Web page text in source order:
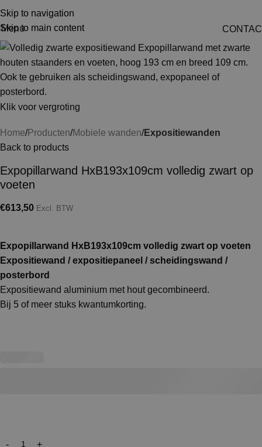
Skip to navigation
Skip to main content
Menu
Klik voor vergroting
Home Producten Mobiele wanden Expositiewanden
Back to products
Expopillarwand HxB193x109cm volledig zwart op
voeten
€613,50 Excl. BTW
Expopillarwand HxB193x109cm volledig zwart op voeten
Expositiewand / expositiepaneel / scheidingswand /
posterbord
Expositiewand aluminium met hout gecombineerd.
Bij 5 of meer stuks kwantumkorting.